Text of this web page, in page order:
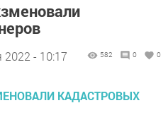
2022 - 10:17 582 0 0